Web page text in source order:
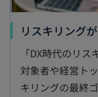
リスキリング
「DX時代のリ
対象者や経営ト
キリングの最終